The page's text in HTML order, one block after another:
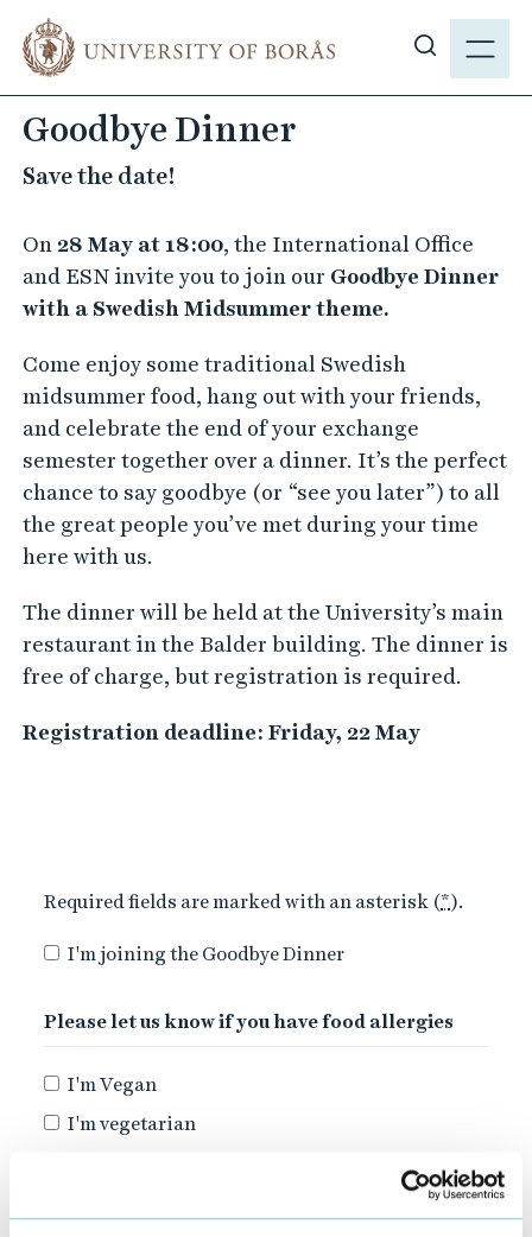
m
N
h
t
e
e
a
r
c
h
Goodbye Dinner
Save the date!
On 28 May at 18:00, the International Office
and ESN invite you to join our Goodbye Dinner
with a Swedish Midsummer theme.
Come enjoy some traditional Swedish
midsummer food, hang out with your friends,
and celebrate the end of your exchange
semester together over a dinner. It’s the perfect
chance to say goodbye (or “see you later”) to all
the great people you’ve met during your time
here with us.
The dinner will be held at the University’s main
restaurant in the Balder building. The dinner is
free of charge, but registration is required.
Registration deadline: Friday, 22 May
Required fields are marked with an asterisk (*).
I'm joining the Goodbye Dinner
Please let us know if you have food allergies
I'm Vegan
I'm vegetarian